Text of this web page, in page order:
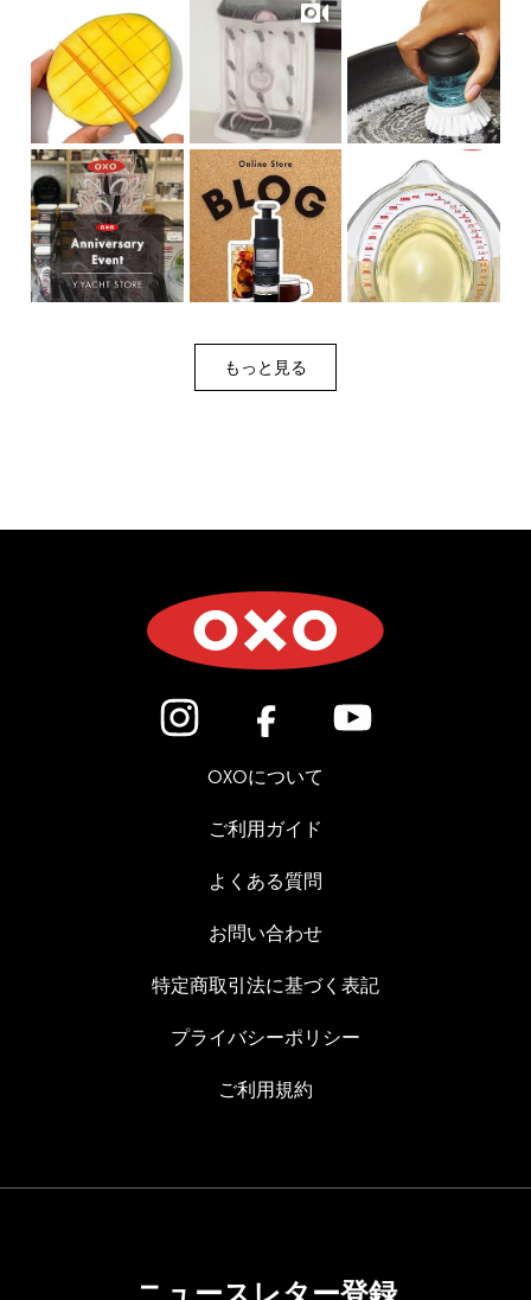
もっと見る
OXOについて
ご利用ガイド
よくある質問
お問い合わせ
特定商取引法に基づく表記
プライバシーポリシー
ご利用規約
ニュースレター登録